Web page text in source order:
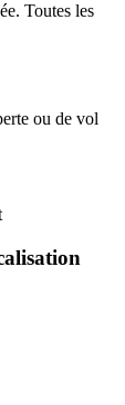
Toutes les
ou de vol